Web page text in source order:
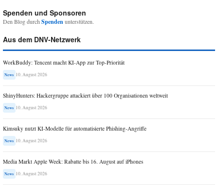
Spenden und Sponsoren
Den Blog durchSpendenunterstützen.
Aus dem DNV-Netzwerk
WorkBuddy: Tencent macht KI-App zur Top-Priorität
News 10. August 2026
ShinyHunters: Hackergruppe attackiert über 100 Organisationen weltweit
News 10. August 2026
Kimsuky nutzt KI-Modelle für automatisierte Phishing-Angriffe
News 10. August 2026
Media Markt Apple Week: Rabatte bis 16. August auf iPhones
News 10. August 2026